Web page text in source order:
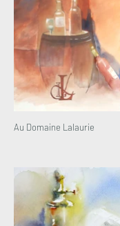
Au Domaine Lalaurie